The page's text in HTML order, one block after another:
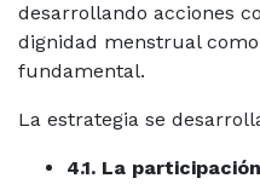
desarrollando acciones
dignidad menstrual
fundamental.
La estrategia se
4.1. La